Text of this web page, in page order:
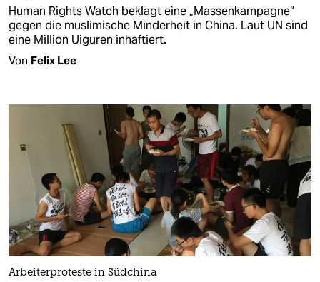
Human Rights Watch beklagt eine „Massenkampagne“
gegen die muslimische Minderheit in China. Laut UN sind
eine Million Uiguren inhaftiert.
Von Felix Lee
Arbeiterproteste in Südchina